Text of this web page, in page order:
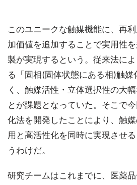
このユニークな触媒機能に、再
加価値を追加することで実用性
製が実現するという。従来法に
る「固相(固体状態にある相)触媒
く、触媒活性・立体選択性の大
とが課題となっていた。そこで
化法を開発したことにより、触
用と高活性化を同時に実現させ
うわけだ。
研究チームはこれまでに、医薬